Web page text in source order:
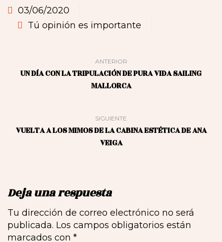
03/06/2020
Tú opinión es importante
ANTERIOR
UN DÍA CON LA TRIPULACIÓN DE PURA VIDA SAILING
MALLORCA
SIGUIENTE
VUELTA A LOS MIMOS DE LA CABINA ESTÉTICA DE ANA
VEIGA
Deja una respuesta
Tu dirección de correo electrónico no será
publicada. Los campos obligatorios están
marcados con *